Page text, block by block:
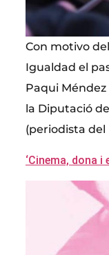
Con motivo
Igualdad el
Paqui
la Diputació
(periodista del
‘Cinema, dona